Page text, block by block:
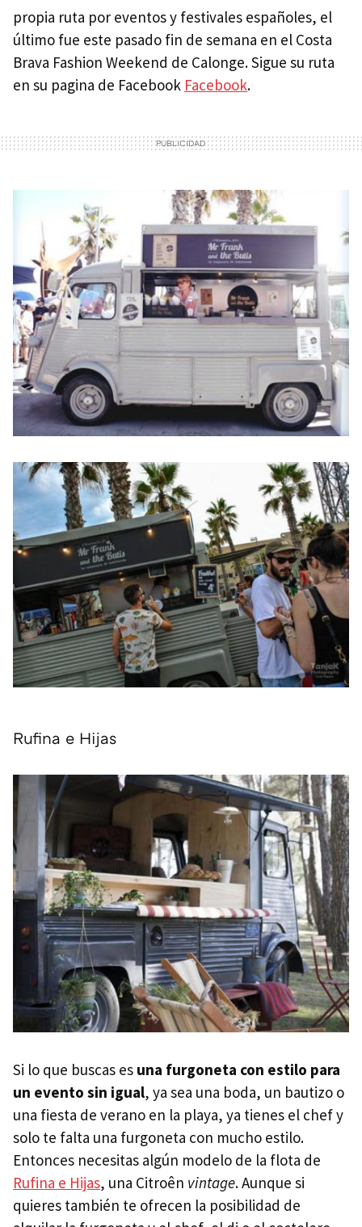
propia ruta por eventos y festivales españoles, el
último fue este pasado fin de semana en el Costa
Brava Fashion Weekend de Calonge. Sigue su ruta
en su pagina de Facebook Facebook.
Rufina e Hijas
Si lo que buscas es una furgoneta con estilo para
un evento sin igual, ya sea una boda, un bautizo o
una fiesta de verano en la playa, ya tienes el chef y
solo te falta una furgoneta con mucho estilo.
Entonces necesitas algún modelo de la flota de
Rufina e Hijas, una Citroên vintage. Aunque si
quieres también te ofrecen la posibilidad de